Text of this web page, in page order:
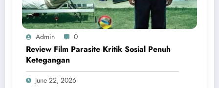
Admin 0
Review Film Parasite Kritik Sosial Penuh
Ketegangan
June 22, 2026